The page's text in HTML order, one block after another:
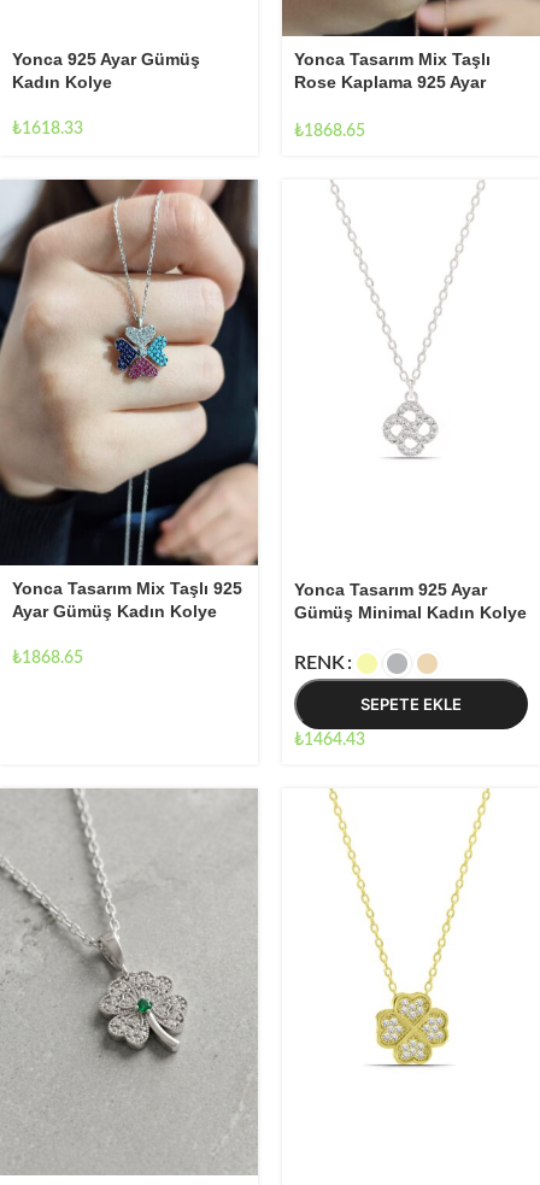
Yonca 925 Ayar Gümüş
Kadın Kolye
₺1618.33
Yonca Tasarım Mix Taşlı
Rose Kaplama 925 Ayar
₺1868.65
Yonca Tasarım Mix Taşlı 925
Ayar Gümüş Kadın Kolye
₺1868.65
Yonca Tasarım 925 Ayar
Gümüş Minimal Kadın Kolye
RENK
SEPETE EKLE
₺1464.43